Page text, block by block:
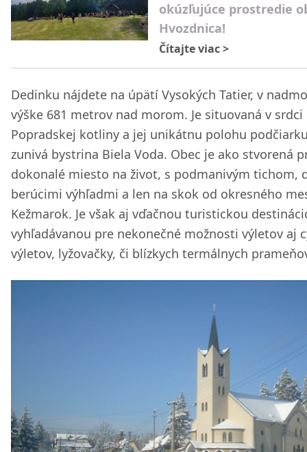
okúzľujúce prostredie
Hvozdnica!
Čítajte viac>
Dedinku nájdete na úpätí Vysokých Tatier, v
výške 681 metrov nad morom. Je situovaná v srdci
Popradskej kotliny a jej unikátnu polohu
zunivá bystrina Biela Voda. Obec je ako stvorená
dokonalé miesto na život, s podmanivým tichom,
berúcimi výhľadmi a len na skok od okresného
Kežmarok. Je však aj vďačnou turistickou
vyhľadávanou pre nekonečné možnosti výletov aj
výletov, lyžovačky, či blízkych termálnych